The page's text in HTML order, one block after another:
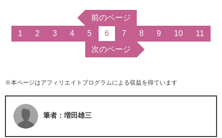
前のページ
1
2 3 4 5 6 7 8 9 10
11
次のページ
※本ページはアフィリエイトプログラムによる収益を得ています
筆者：増田雄三